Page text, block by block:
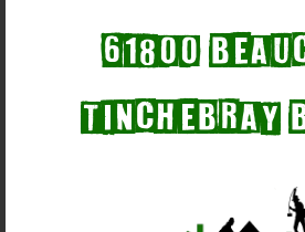
61800
Tinchebray